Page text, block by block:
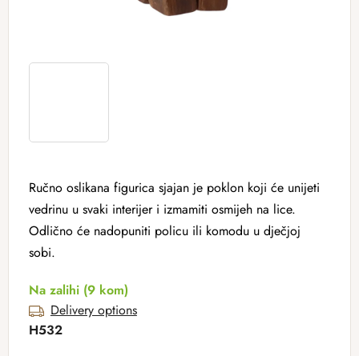
Ručno oslikana figurica sjajan je poklon koji će unijeti
vedrinu u svaki interijer i izmamiti osmijeh na lice.
Odlično će nadopuniti policu ili komodu u dječjoj
sobi.
Na zalihi (9 kom)
Delivery options
H532